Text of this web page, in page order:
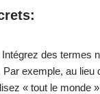
Intégrez des termes
exemple, au lieu
« tout le monde